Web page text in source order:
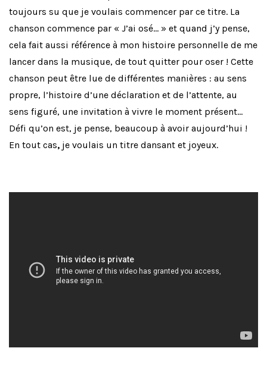
toujours su que je voulais commencer par ce titre. La
chanson commence par « J’ai osé… » et quand j’y pense,
cela fait aussi référence à mon histoire personnelle de me
lancer dans la musique, de tout quitter pour oser ! Cette
chanson peut être lue de différentes manières : au sens
propre, l’histoire d’une déclaration et de l’attente, au
sens figuré, une invitation à vivre le moment présent…
Défi qu’on est, je pense, beaucoup à avoir aujourd’hui !
En tout cas, je voulais un titre dansant et joyeux.